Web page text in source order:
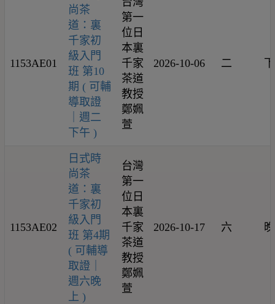
1153AE01
尚茶
道：裏
千家初
級入門
班 第10
期 ( 可輔
導取證
｜週二
下午 )
第一
位日
本裏
千家
茶道
教授
鄭姵
萱
2026-10-06 二
1153AE02
日式時
尚茶
道：裏
千家初
級入門
班 第4期
( 可輔導
取證｜
週六晚
上 )
台灣
第一
位日
本裏
千家
茶道
教授
鄭姵
萱
2026-10-17 六